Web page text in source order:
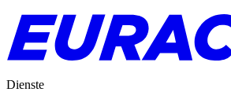
Dienste